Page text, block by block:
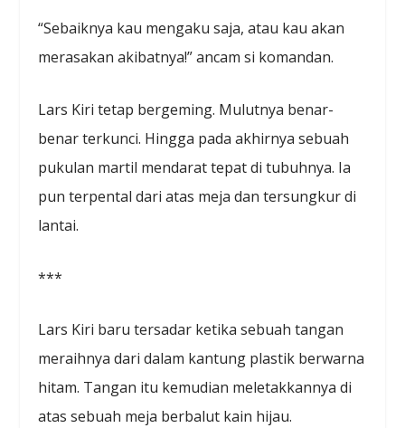
“Sebaiknya kau mengaku saja, atau kau akan
merasakan akibatnya!” ancam si komandan.
Lars Kiri tetap bergeming. Mulutnya benar-
benar terkunci. Hingga pada akhirnya sebuah
pukulan martil mendarat tepat di tubuhnya. Ia
pun terpental dari atas meja dan tersungkur di
lantai.
***
Lars Kiri baru tersadar ketika sebuah tangan
meraihnya dari dalam kantung plastik berwarna
hitam. Tangan itu kemudian meletakkannya di
atas sebuah meja berbalut kain hijau.